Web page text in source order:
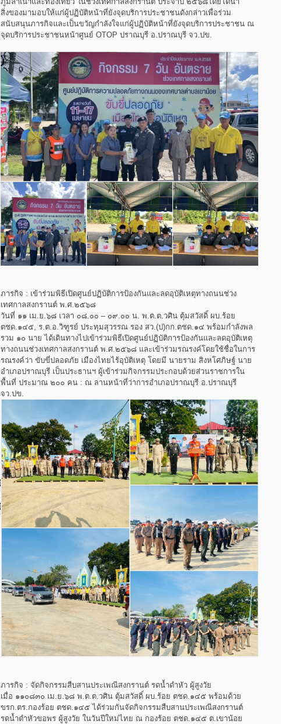
สิ่งของมามอบให้แก่ผู้ปฏิบัติหน้าที่ยังจุดบริการประชาชนดังกล่าวเพื่อร่วม
สนับสนุนภารกิจและเป็นขวัญกำลังใจแก่ผู้ปฏิบัติหน้าที่ยังจุดบริการประชาชน ณ
จุดบริการประชาชนหน้าศูนย์ OTOP ปราณบุรี อ.ปราณบุรี จว.ปข.
ภารกิจ : เข้าร่วมพิธีเปิดศูนย์ปฏิบัติการป้องกันและลดอุบัติเหตุทางถนนช่วง
เทศกาลสงกรานต์ พ.ศ.๒๕๖๘
วันที่ ๑๑ เม.ย.๖๘ เวลา ๐๘.๐๐ – ๐๙.๐๐ น. พ.ต.ต.วศิน ตุ้มสวัสดิ์ ผบ.ร้อย
ตชด.๑๔๕, ร.ต.อ.วิฑูรย์ ประทุมสุวรรณ รอง สว.(ป)กก.ตชด.๑๔ พร้อมกำลังพล
รวม ๑๐ นาย ได้เดินทางไปเข้าร่วมพิธีเปิดศูนย์ปฏิบัติการป้องกันและลดอุบัติเหตุ
ทางถนนช่วงเทศกาลสงกรานต์ พ.ศ.๒๕๖๘ และเข้าร่วมรณรงค์โดยใช้ชื่อในการ
รณรงค์ว่า ขับขี่ปลอดภัย เมืองไทยไร้อุบัติเหตุ โดยมี นายราม สิงหโศภิษฐ์ นาย
อำเภอปราณบุรี เป็นประธานฯ ผู้เข้าร่วมกิจกรรมประกอบด้วยส่วนราชการใน
พื้นที่ ประมาณ ๒๐๐ คน : ณ ลานหน้าที่ว่าการอำเภอปราณบุรี อ.ปราณบุรี
จว.ปข.
ภารกิจ : จัดกิจกรรมสืบสานประเพณีสงกรานต์ รดน้ำดำหัว ผู้สูงวัย
เมื่อ ๑๑๐๘๓๐ เม.ย.๖๘ พ.ต.ต.วศิน ตุ้มสวัสดิ์ ผบ.ร้อย ตชด.๑๔๕ พร้อมด้วย
ขรก.ตร.กองร้อย ตชด.๑๔๕ ได้ร่วมกันจัดกิจกรรมสืบสานประเพณีสงกรานต์
รดน้ำดำหัวขอพร ผู้สูงวัย ในวันปีใหม่ไทย ณ กองร้อย ตชด.๑๔๕ ต.เขาน้อย